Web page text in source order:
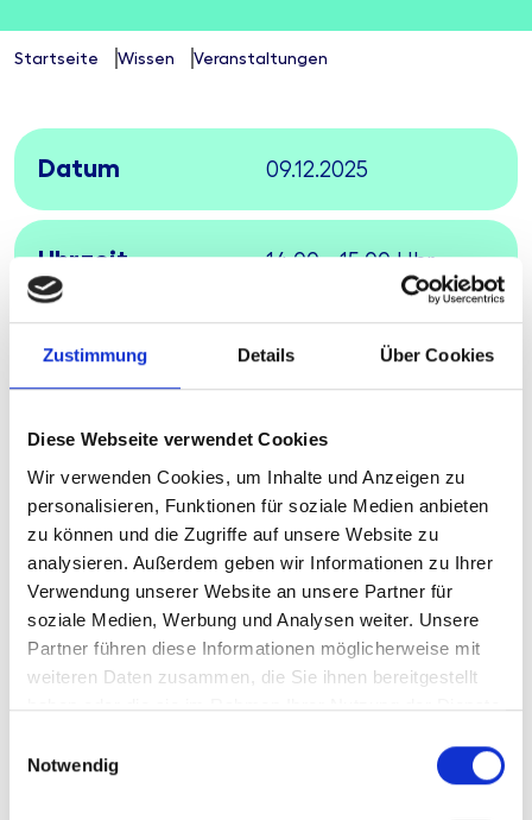
Zustimmung Details Über Cookies
Diese Webseite verwendet Cookies
Wir verwenden Cookies, um Inhalte und Anzeigen zu
personalisieren, Funktionen für soziale Medien anbieten
zu können und die Zugriffe auf unsere Website zu
analysieren. Außerdem geben wir Informationen zu Ihrer
Verwendung unserer Website an unsere Partner für
soziale Medien, Werbung und Analysen weiter. Unsere
Partner führen diese Informationen möglicherweise mit
weiteren Daten zusammen, die Sie ihnen bereitgestellt
haben oder die sie im Rahmen Ihrer Nutzung der Dienste
Notwendig
Startseite Wissen Veranstaltungen
Datum 09.12.2025
Uhrzeit 14:00 - 15:00 Uhr
Gebühr kostenfrei
Ort Online
Agenda
Auch kleine Revisionsfunktionen stehen vor der
Herausforderung, Risikomanagementsysteme
(RMS) und interne Kontrollsysteme (IKS) wirksam
zu prüfen – oft mit begrenzten Ressourcen.
Ansatz wirksame Prüfungen durchführen